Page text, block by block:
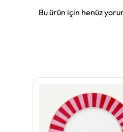
Bu ürün için henüz